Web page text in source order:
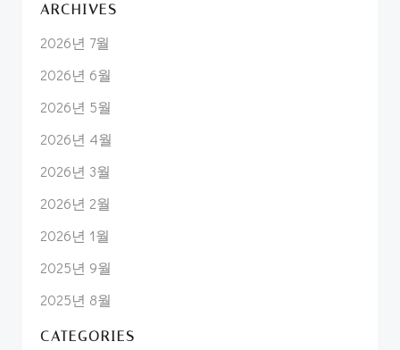
ARCHIVES
2026년 7월
2026년 6월
2026년 5월
2026년 4월
2026년 3월
2026년 2월
2026년 1월
2025년 9월
2025년 8월
CATEGORIES